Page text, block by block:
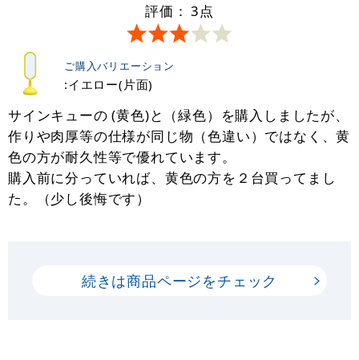
評価： 3点
ご購入バリエーション
:イエロー(片面)
サインキューの (黄色)と（緑色）を購入しましたが、
作りや肉厚等の仕様が同じ物（色違い）ではなく、黄
色の方が耐久性等で優れています。
購入前に分っていれば、黄色の方を２台買ってまし
た。（少し後悔です）
続きは商品ページをチェック